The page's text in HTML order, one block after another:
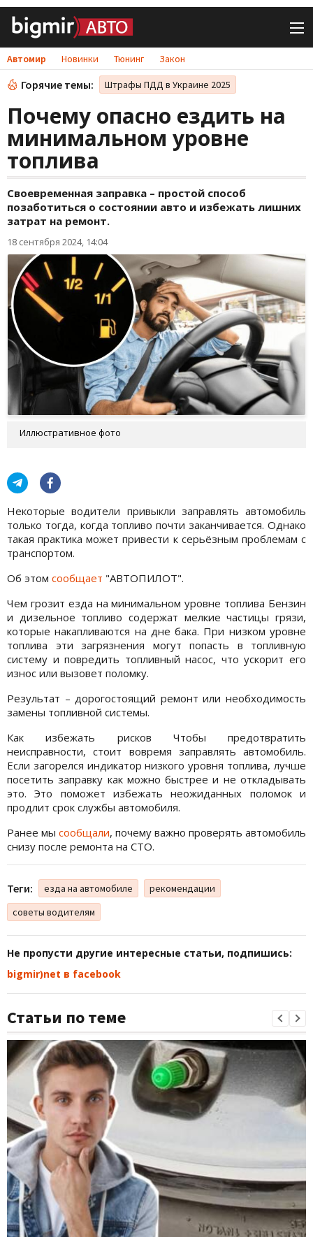
Автомир Новинки Тюнинг Закон
Горячие темы: Штрафы ПДД в Украине 2025
Почему опасно ездить на
минимальном уровне
топлива
Своевременная заправка – простой способ
позаботиться о состоянии авто и избежать лишних
затрат на ремонт.
18 сентября 2024, 14:04
Иллюстративное фото
Некоторые водители привыкли заправлять автомобиль
только тогда, когда топливо почти заканчивается. Однако
такая практика может привести к серьёзным проблемам с
транспортом.
Об этом сообщает "АВТОПИЛОТ".
Чем грозит езда на минимальном уровне топлива Бензин
и дизельное топливо содержат мелкие частицы грязи,
которые накапливаются на дне бака. При низком уровне
топлива эти загрязнения могут попасть в топливную
систему и повредить топливный насос, что ускорит его
износ или вызовет поломку.
Результат – дорогостоящий ремонт или необходимость
замены топливной системы.
Как избежать рисков Чтобы предотвратить
неисправности, стоит вовремя заправлять автомобиль.
Если загорелся индикатор низкого уровня топлива, лучше
посетить заправку как можно быстрее и не откладывать
это. Это поможет избежать неожиданных поломок и
продлит срок службы автомобиля.
Ранее мы сообщали, почему важно проверять автомобиль
снизу после ремонта на СТО.
Теги: езда на автомобиле
рекомендации
советы водителям
Не пропусти другие интересные статьи, подпишись:
bigmir)net в facebook
Статьи по теме